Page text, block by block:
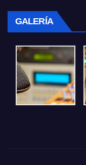
GALERÍA